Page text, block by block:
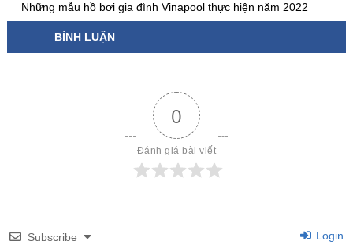
Những mẫu hồ bơi gia đình Vinapool thực hiện năm 2022
BÌNH LUẬN
0
Đánh giá bài viết
Subscribe Login